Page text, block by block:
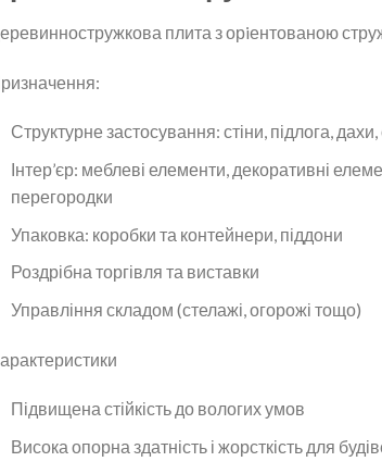
плита з орiентованою
Структурне застосування: стіни, підлога,
Інтер’єр: меблеві елементи, декоративні
перегородки
Упаковка: коробки та контейнери, піддони
Роздрібна торгівля та виставки
Управління складом (стелажі, огорожі тощо)
Підвищена стійкість до вологих умов
Висока опорна здатність і жорсткість для